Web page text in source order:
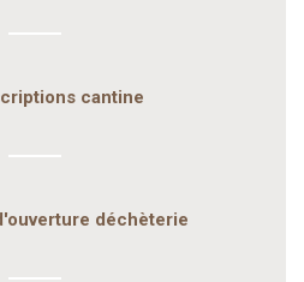
cantine
déchèterie